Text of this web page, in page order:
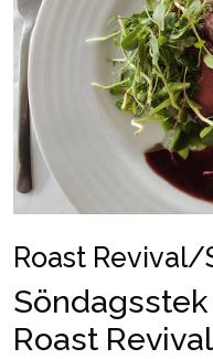
Roast
Roast Revival